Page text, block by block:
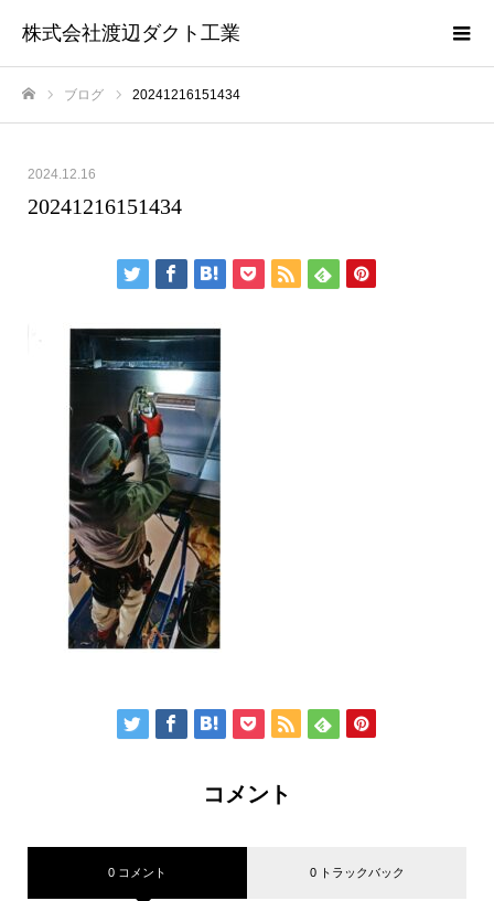
株式会社渡辺ダクト工業
ブログ 20241216151434
2024.12.16
20241216151434
コメント
0 コメント 0 トラックバック